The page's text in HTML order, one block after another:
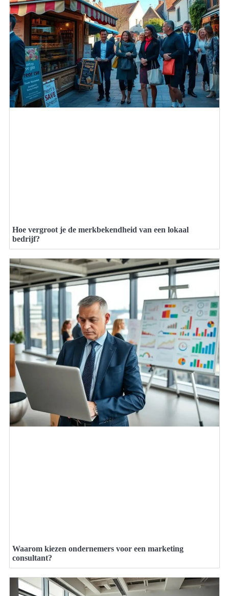
Hoe vergroot je de merkbekendheid van een lokaal
bedrijf?
Waarom kiezen ondernemers voor een marketing
consultant?